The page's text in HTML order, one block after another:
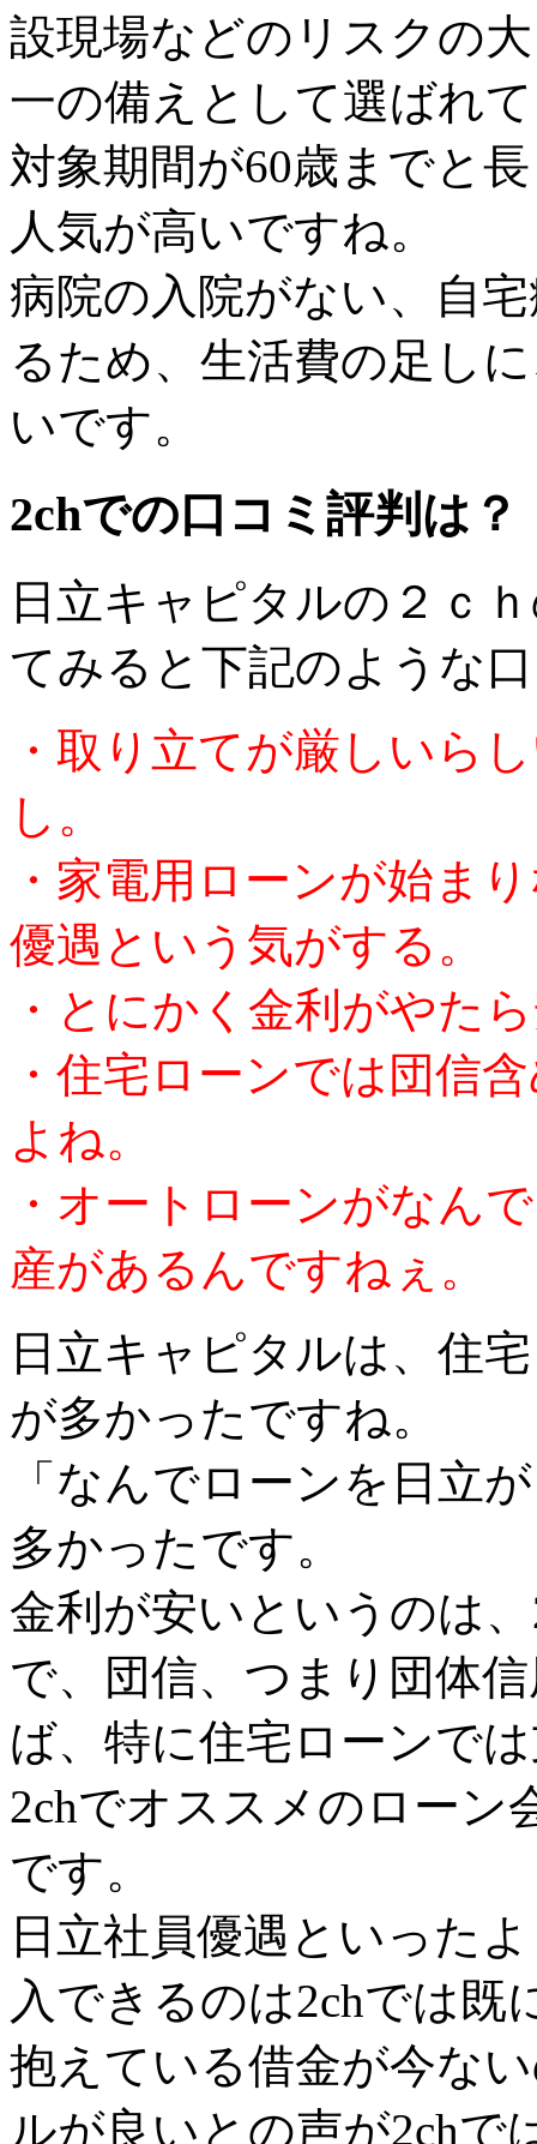
設現場などのリスクの
一の備えとして選ばれ
対象期間が60歳までと
人気が高いですね。
病院の入院がない、自
るため、生活費の足し
いです。
2chでの口コミ評判は？
日立キャピタルの２ｃ
てみると下記のような
・取り立てが厳しいら
し。
・家電用ローンが始ま
優遇という気がする。
・とにかく金利がやた
・住宅ローンでは団信
よね。
・オートローンがなん
産があるんですねぇ。
日立キャピタルは、住
が多かったですね。
「なんでローンを日立
多かったです。
金利が安いというのは
で、団信、つまり団体
ば、特に住宅ローンで
2chでオススメのローン
です。
日立社員優遇といった
入できるのは2chでは
抱えている借金が今な
ルが良いとの声が2chで